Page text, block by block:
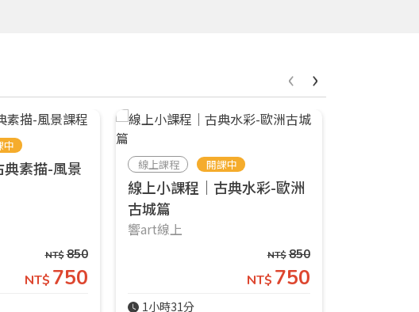
中
素描-風景
NT$850
NT$ 750
線上課程 開課中
線上小課程｜古典水彩-歐洲
古城篇
響art線上
NT$850
NT$ 750
1小時31分
‹ ›